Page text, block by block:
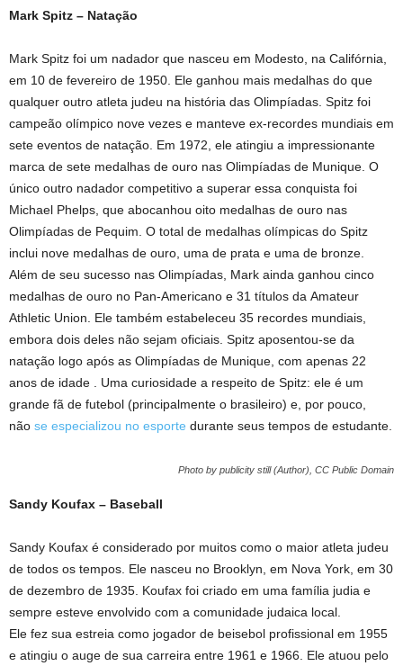
Mark Spitz – Natação
Mark Spitz foi um nadador que nasceu em Modesto, na Califórnia,
em 10 de fevereiro de 1950. Ele ganhou mais medalhas do que
qualquer outro atleta judeu na história das Olimpíadas. Spitz foi
campeão olímpico nove vezes e manteve ex-recordes mundiais em
sete eventos de natação. Em 1972, ele atingiu a impressionante
marca de sete medalhas de ouro nas Olimpíadas de Munique. O
único outro nadador competitivo a superar essa conquista foi
Michael Phelps, que abocanhou oito medalhas de ouro nas
Olimpíadas de Pequim. O total de medalhas olímpicas do Spitz
inclui nove medalhas de ouro, uma de prata e uma de bronze.
Além de seu sucesso nas Olimpíadas, Mark ainda ganhou cinco
medalhas de ouro no Pan-Americano e 31 títulos da Amateur
Athletic Union. Ele também estabeleceu 35 recordes mundiais,
embora dois deles não sejam oficiais. Spitz aposentou-se da
natação logo após as Olimpíadas de Munique, com apenas 22
anos de idade . Uma curiosidade a respeito de Spitz: ele é um
grande fã de futebol (principalmente o brasileiro) e, por pouco,
não se especializou no esporte durante seus tempos de estudante.
Photo by publicity still (Author), CC Public Domain
Sandy Koufax – Baseball
Sandy Koufax é considerado por muitos como o maior atleta judeu
de todos os tempos. Ele nasceu no Brooklyn, em Nova York, em 30
de dezembro de 1935. Koufax foi criado em uma família judia e
sempre esteve envolvido com a comunidade judaica local.
Ele fez sua estreia como jogador de beisebol profissional em 1955
e atingiu o auge de sua carreira entre 1961 e 1966. Ele atuou pelo